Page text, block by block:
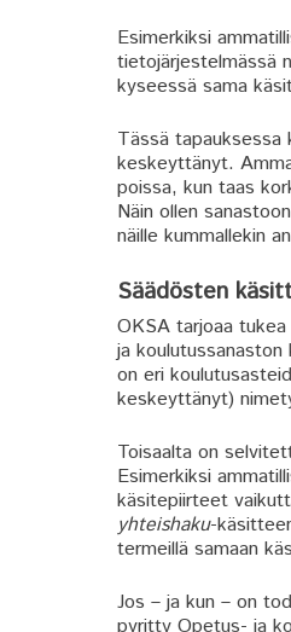
Esimerkiksi
tietojärjestelmässä
kyseessä sama
Tässä tapauksessa
keskeyttänyt.
poissa, kun taas
Näin ollen
näille kummallekin
Säädösten
OKSA tarjoaa
ja
on eri
keskeyttänyt)
Toisaalta on
Esimerkiksi
käsitepiirteet
yhteishaku-
termeillä samaan
Jos – ja kun – on
pyritty Opetus- ja